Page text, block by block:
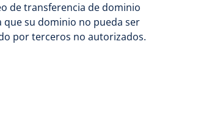
de transferencia de dominio
que su dominio no pueda ser
por terceros no autorizados.